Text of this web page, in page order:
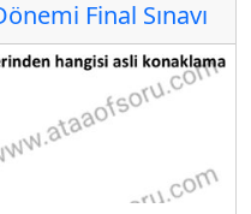
Final Sınavı